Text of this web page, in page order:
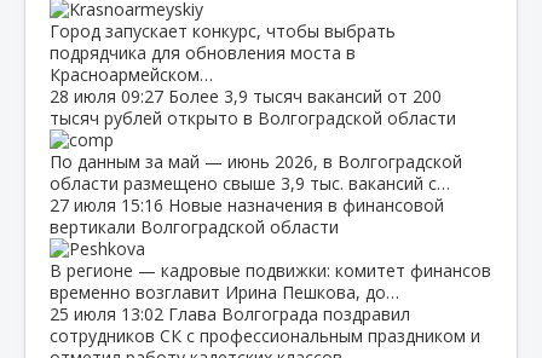
Город запускает конкурс, чтобы выбрать
подрядчика для обновления моста в
Красноармейском…
28 июля 09:27 Более 3,9 тысяч вакансий от 200
тысяч рублей открыто в Волгоградской области
По данным за май — июнь 2026, в Волгоградской
области размещено свыше 3,9 тыс. вакансий с…
27 июля 15:16 Новые назначения в финансовой
вертикали Волгоградской области
В регионе — кадровые подвижки: комитет финансов
временно возглавит Ирина Пешкова, до…
25 июля 13:02 Глава Волгограда поздравил
сотрудников СК с профессиональным праздником и